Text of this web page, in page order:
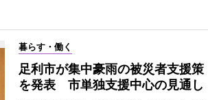
暮らす・働く
足利市が集中豪雨の被災者支援策
を発表 市単独支援中心の見通し